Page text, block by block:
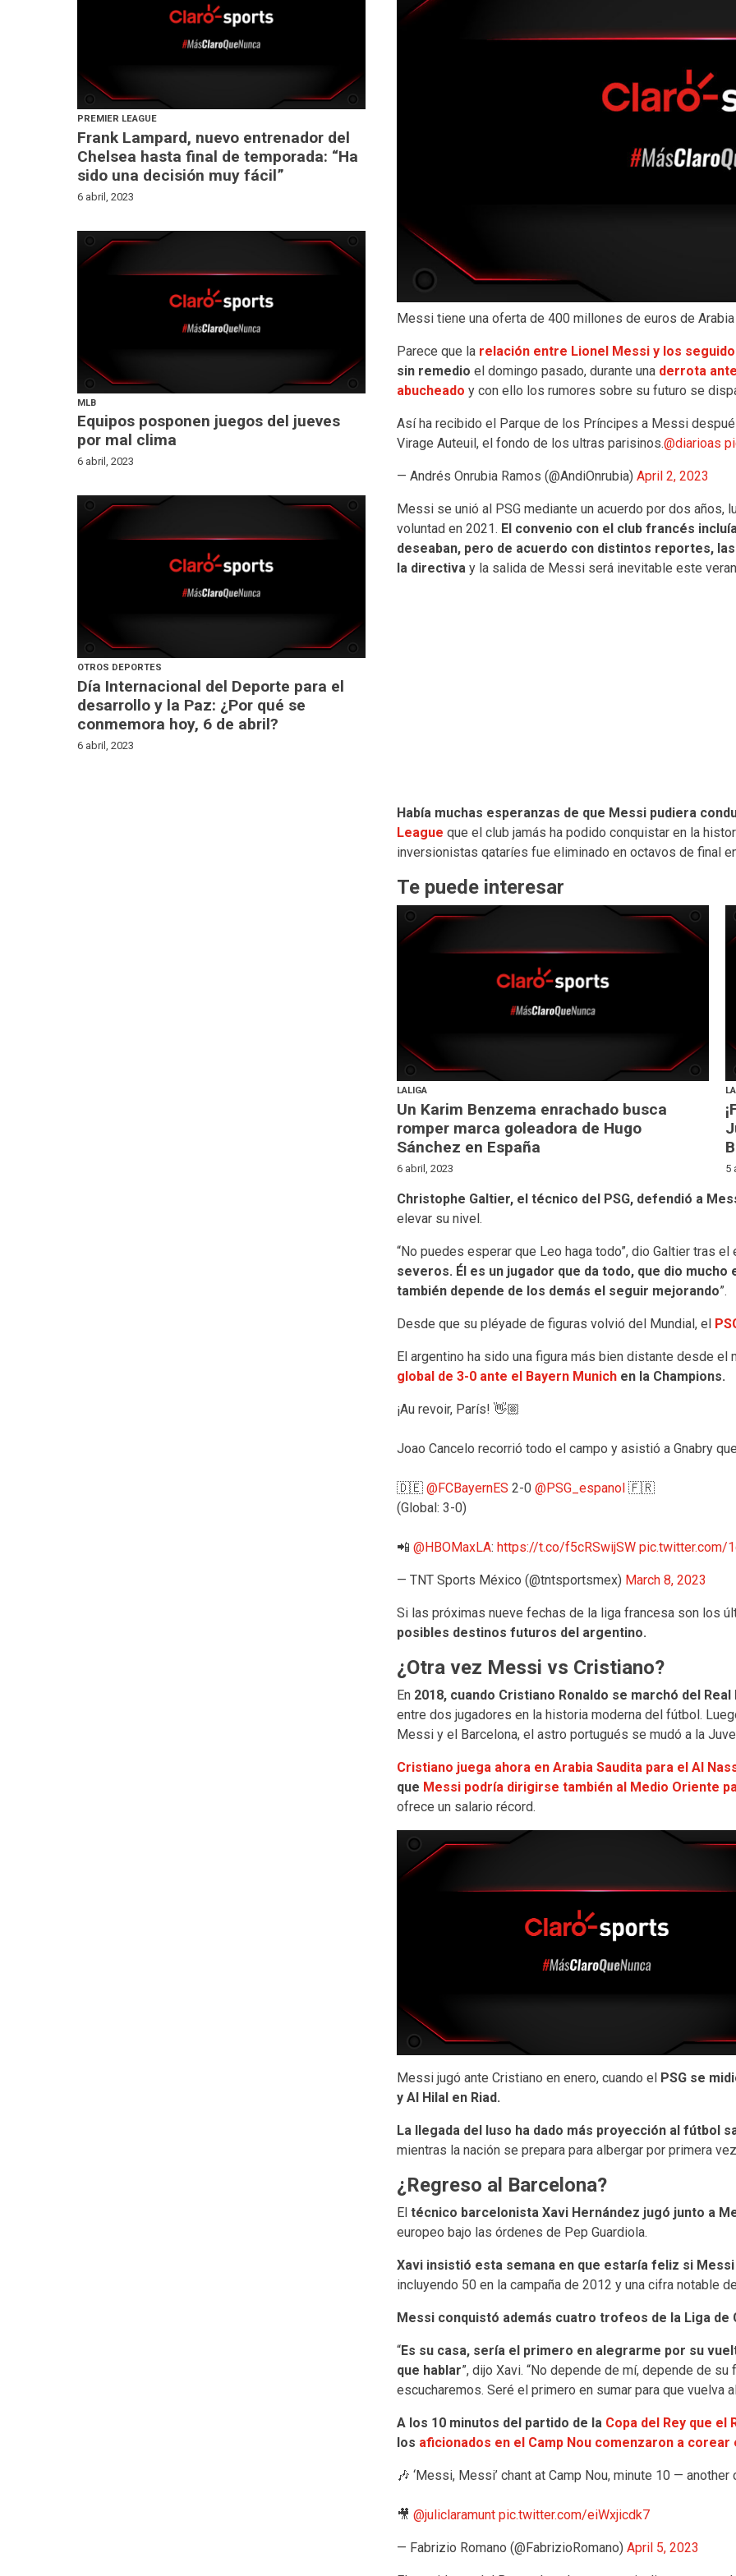
PREMIER LEAGUE
Frank Lampard, nuevo entrenador del
Chelsea hasta final de temporada: “Ha
sido una decisión muy fácil”
6 abril, 2023
MLB
Equipos posponen juegos del jueves
por mal clima
6 abril, 2023
OTROS DEPORTES
Día Internacional del Deporte para el
desarrollo y la Paz: ¿Por qué se
conmemora hoy, 6 de abril?
6 abril, 2023
Messi tiene una oferta de 400 millones de euros de
Parece que la relación entre Lionel Messi y los
sin remedio el domingo pasado, durante una derrota
abucheado y con ello los rumores sobre su futuro se
Así ha recibido el Parque de los Príncipes a Messi
Virage Auteuil, el fondo de los ultras parisinos.@diarioas
— Andrés Onrubia Ramos (@AndiOnrubia) April 2, 2023
Messi se unió al PSG mediante un acuerdo por dos años,
voluntad en 2021. El convenio con el club francés
deseaban, pero de acuerdo con distintos reportes,
la directivay la salida de Messi será inevitable este
Había muchas esperanzas de que Messi pudiera
League que el club jamás ha podido conquistar en la
inversionistas qataríes fue eliminado en octavos de final
Te puede interesar
LALIGA
Un Karim Benzema enrachado busca
romper marca goleadora de Hugo
Sánchez en España
6 abril, 2023 5
Christophe Galtier, el técnico del PSG, defendió a
elevar su nivel.
“No puedes esperar que Leo haga todo”, dio Galtier tras el
severos. Él es un jugador que da todo, que dio
también depende de los demás el seguir mejorando”.
Desde que su pléyade de figuras volvió del Mundial, el
El argentino ha sido una figura más bien distante desde el
global de 3-0 ante el Bayern Munichen la Champions.
¡Au revoir, París! 👋🏼
Joao Cancelo recorrió todo el campo y asistió a Gnabry
🇩🇪 @FCBayernES 2-0 @PSG_espanol🇫🇷
(Global: 3-0)
📲 @HBOMaxLA: https://t.co/f5cRSwijSW pic.twitter.com/
— TNT Sports México (@tntsportsmex) March 8, 2023
Si las próximas nueve fechas de la liga francesa son los
posibles destinos futuros del argentino.
¿Otra vez Messi vs Cristiano?
En 2018, cuando Cristiano Ronaldo se marchó del
entre dos jugadores en la historia moderna del fútbol.
Messi y el Barcelona, el astro portugués se mudó a la
Cristiano juega ahora en Arabia Saudita para el Al
que Messi podría dirigirse también al Medio Oriente
ofrece un salario récord.
Messi jugó ante Cristiano en enero, cuando el PSG se
y Al Hilal en Riad.
La llegada del luso ha dado más proyección al fútbol
mientras la nación se prepara para albergar por primera
¿Regreso al Barcelona?
El técnico barcelonista Xavi Hernández jugó junto a
europeo bajo las órdenes de Pep Guardiola.
Xavi insistió esta semana en que estaría feliz si
incluyendo 50 en la campaña de 2012 y una cifra notable
Messi conquistó además cuatro trofeos de la Liga de
“Es su casa, sería el primero en alegrarme por su
que hablar”, dijo Xavi. “No depende de mí, depende de
escucharemos. Seré el primero en sumar para que vuelva
A los 10 minutos del partido de la Copa del Rey que el
los aficionados en el Camp Nou comenzaron a
🎶 ‘Messi, Messi’ chant at Camp Nou, minute 10 —
🎥 @juliclaramunt pic.twitter.com/eiWxjicdk7
— Fabrizio Romano (@FabrizioRomano) April 5, 2023